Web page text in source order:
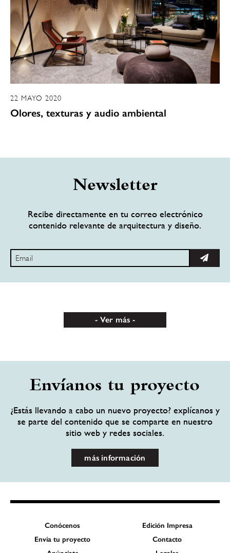
22 MAYO 2020
Olores, texturas y audio ambiental
Newsletter
Recibe directamente en tu correo electrónico
contenido relevante de arquitectura y diseño.
Ver más
Envíanos tu proyecto
¿Estás llevando a cabo un nuevo proyecto? explícanos y
se parte del contenido que se comparte en nuestro
sitio web y redes sociales.
más información
Conócenos
Edición Impresa
Envía tu proyecto
Contacto